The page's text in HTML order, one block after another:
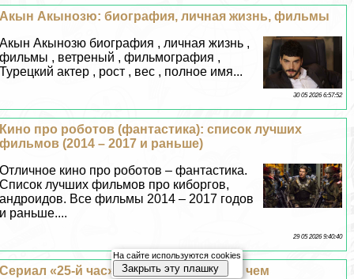
Акын Акынозю: биография, личная жизнь, фильмы
Акын Акынозю биография , личная жизнь ,
фильмы , ветреный , фильмография ,
Турецкий актер , рост , вес , полное имя...
30 05 2026 6:57:52
Кино про роботов (фантастика): список лучших
фильмов (2014 – 2017 и раньше)
Отличное кино про роботов – фантастика.
Список лучших фильмов про киборгов,
андроидов. Все фильмы 2014 – 2017 годов
и раньше....
29 05 2026 9:40:40
Сериал «25-й час»: содержание серий, чем
На сайте используются cookies
Закрыть эту плашку